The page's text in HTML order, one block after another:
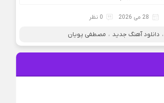
28 می 2026 0 نظر
، دانلود آهنگ جدید ، مصطفی پویان